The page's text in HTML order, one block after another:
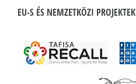
EU-S ÉS NEMZETKÖZI PROJEKTEK